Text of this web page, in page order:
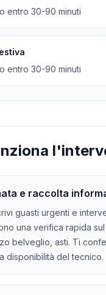
entro 30-90 minuti
entro 30-90 minuti
e raccolta
guasti urgenti e
una verifica rapida
belveglio, asti. Ti
disponibilità del tecnico.